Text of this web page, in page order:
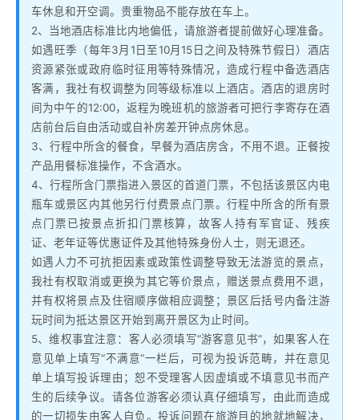
车休息和开空调。贵重物品不能存放在车上。
2、当地酒店标准比内地偏低，请旅游者提前做好心理准备。
如遇旺季（每年3月1日至10月15日之间及特殊节假日）酒店
资源紧张或政府临时征用等特殊情况，造成行程中备选酒店
客满，我社有权调整为同等级标准以上酒店。酒店的退房时
间为中午的12:00，返程为晚班机的旅游者可把行李寄存在酒
店前台后自由活动或自补房差开钟点房休息。
3、行程中所含的餐食，早餐为酒店房含，不用不退。正餐按
产品用餐标准操作，不含酒水。
4、行程所含门票指进入景区的首道门票，不包括该景区内电
瓶车或景区内其他另行付费景点门票。行程中所含的所有景
点门票已按景点折扣门票核算，故客人持有军官证、残疾
证、老年证等优惠证件及其他特殊身份人士，则无退还。
如遇人力不可抗拒因素或政策性调整导致无法游览的景点，
我社有权取消或更换为其它等价景点，赠送景点费用不退，
并有权将景点及住宿顺序做相应调整；景区后括号内备注游
玩时间为抵达景区开始到离开景区为止时间。
5、维权事宜注意：客人必须填写“游客意见书”，如果客人在
意见单上填写“不满意”一栏后，可视为投诉范畴，并在意见
单上填写投诉理由；恕不受理客人因虚填或不填意见书而产
生的后续争议。请各位游客必须认真仔细填写，由此而造成
的一切损失由客人自负。投诉问题在旅游目的地就地解决，